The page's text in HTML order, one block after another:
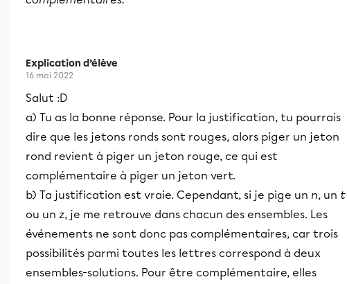
Explication d’élève
16 mai 2022
Salut :D
a) Tu as la bonne réponse. Pour la justification, tu pourrais
dire que les jetons ronds sont rouges, alors piger un jeton
rond revient à piger un jeton rouge, ce qui est
complémentaire à piger un jeton vert.
b) Ta justification est vraie. Cependant, si je pige un n, un t
ou un z, je me retrouve dans chacun des ensembles. Les
événements ne sont donc pas complémentaires, car trois
possibilités parmi toutes les lettres correspond à deux
ensembles-solutions. Pour être complémentaire, elles